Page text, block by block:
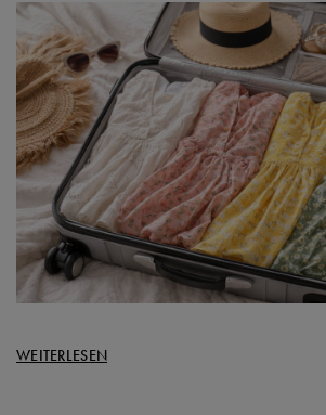
WEITERLESEN